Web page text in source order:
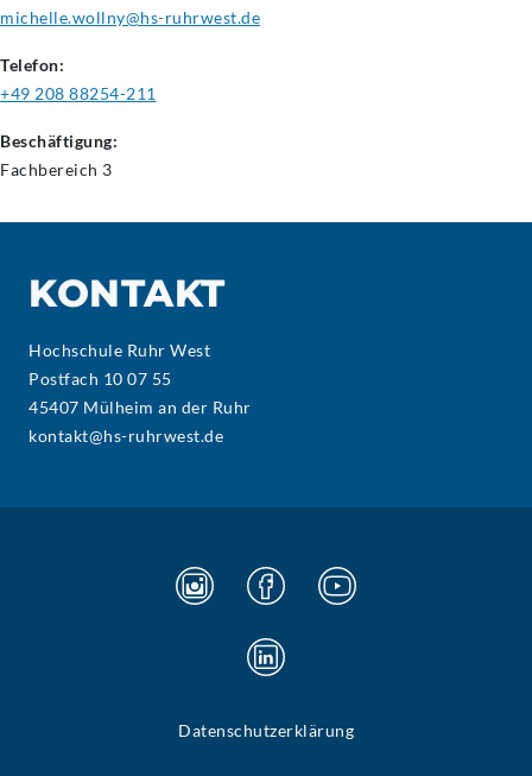
michelle.wollny@hs-ruhrwest.de
Telefon:
+49 208 88254-211
Beschäftigung:
Fachbereich 3
KONTAKT
Hochschule Ruhr West
Postfach 10 07 55
45407 Mülheim an der Ruhr
kontakt@hs-ruhrwest.de
Datenschutzerklärung